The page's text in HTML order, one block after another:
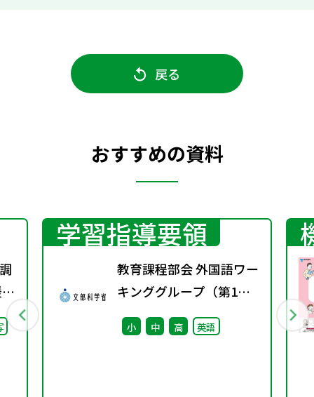
戻る
おすすめの資料
学習指導要領
教育課程部会 外国語ワー
キンググループ（第1
回） 配付資料
小 中 高 英語